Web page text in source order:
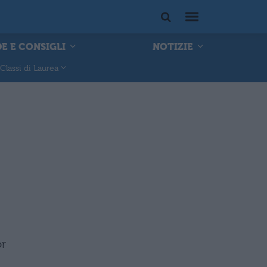
E CONSIGLI
NOTIZIE
Classi di Laurea